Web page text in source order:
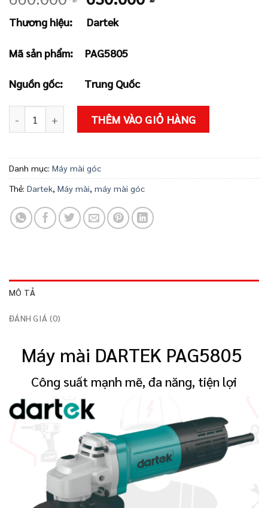
gốc
là:
660.000 ₫.
Thương hiệu: Dartek
Mã sản phẩm: PAG5805
Nguồn gốc: Trung Quốc
Máy mài góc DARTEK PAG5805 số lượng
THÊM VÀO GIỎ HÀNG
Danh mục: Máy mài góc
Thẻ: Dartek, Máy mài, máy mài góc
MÔ TẢ
ĐÁNH GIÁ (0)
Máy mài DARTEK PAG5805
Công suất mạnh mẽ, đa năng, tiện lợi